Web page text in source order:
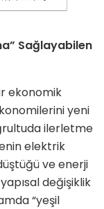
Sağlayabilen
ekonomik
yeni
ilerletme
elektrik
ve enerji
değişiklik
“yeşil